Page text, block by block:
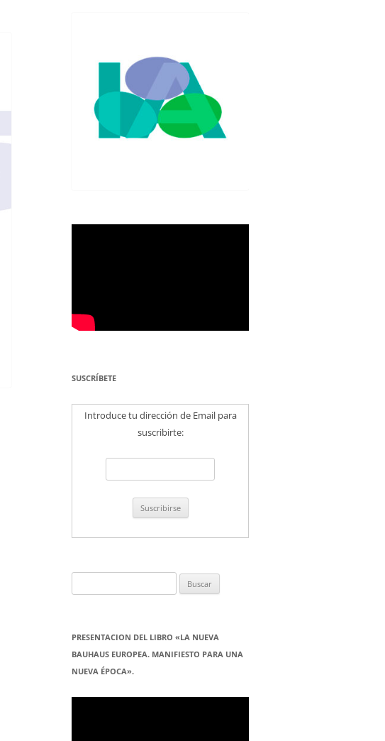
EMPRENDEDORES EN TU
DEL CONOCIMIENTO EN
ENTENDIMIENTO DEL
SUSCRÍBETE
Introduce tu dirección de Email para
suscribirte:
PRESENTACION DEL LIBRO «LA NUEVA
BAUHAUS EUROPEA. MANIFIESTO PARA UNA
NUEVA ÉPOCA».